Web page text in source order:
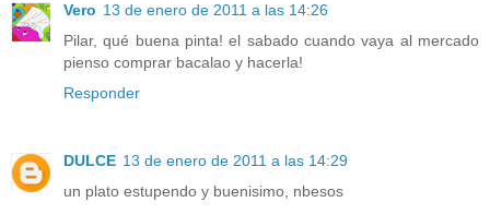
Vero 13 de enero de 2011 a las 14:26
Pilar, qué buena pinta! el sabado cuando vaya al mercado
pienso comprar bacalao y hacerla!
Responder
DULCE 13 de enero de 2011 a las 14:29
un plato estupendo y buenisimo, nbesos